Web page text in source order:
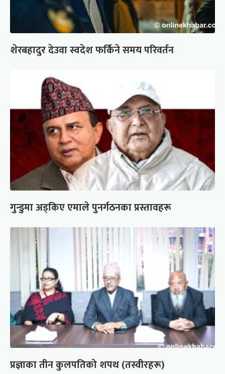
शेरबहादुर देउवा स्वदेश फर्किने समय परिवर्तन
गुन्डुमा अड्किए एमाले पुनर्गठनका प्रस्तावहरू
प्रज्ञाका तीन कुलपतिको शपथ (तस्वीरहरू)